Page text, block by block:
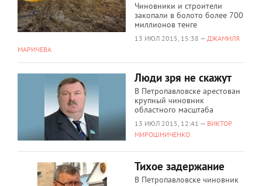
Чиновники и строители
закопали в болото более 700
миллионов тенге
13 ИЮЛ 2015, 15:38 — ДЖАМИЛЯ
МАРИЧЕВА
Люди зря не скажут
В Петропавловске арестован
крупный чиновник
областного масштаба
13 ИЮЛ 2015, 12:41 — ВИКТОР
МИРОШНИЧЕНКО
Тихое задержание
В Петропавловске чиновник